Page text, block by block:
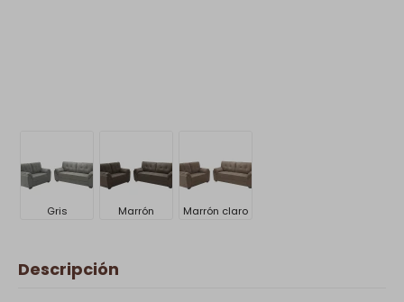
Gris Marrón Marrón claro
Descripción